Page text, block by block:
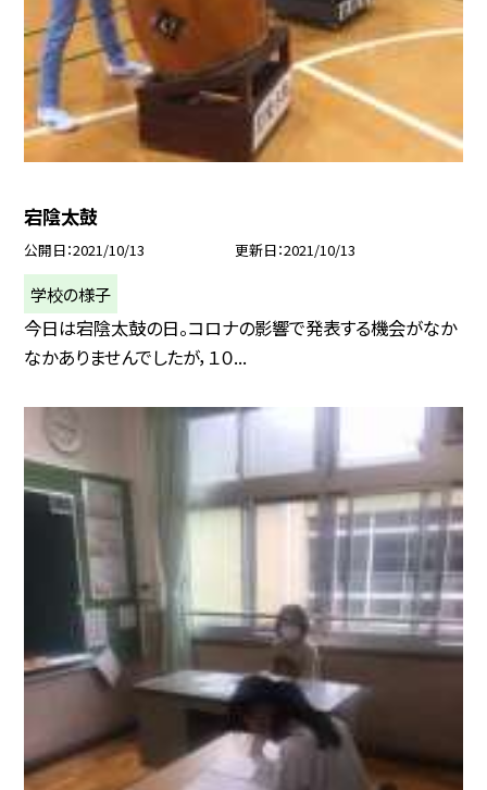
宕陰太鼓
公開日 2021/10/13 更新日 2021/10/13
学校の様子
今日は宕陰太鼓の日。コロナの影響で発表する機会がなか
なかありませんでしたが，１０...